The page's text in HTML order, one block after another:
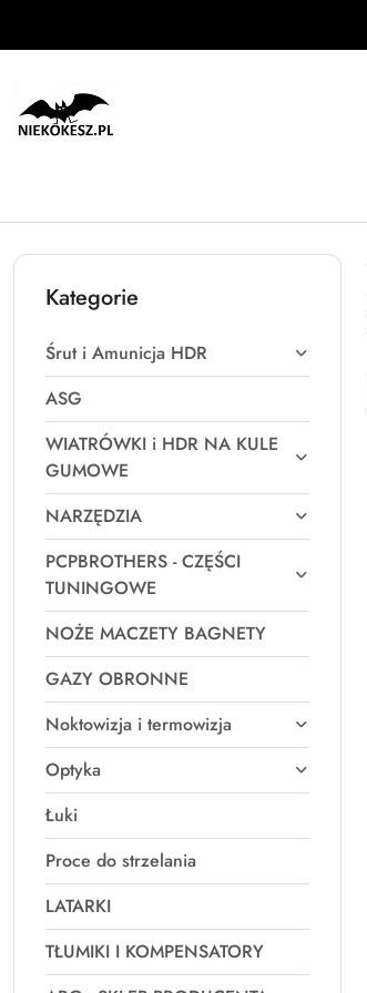
Kategorie
Śrut i Amunicja HDR
ASG
WIATRÓWKI i HDR NA KULE
GUMOWE
NARZĘDZIA
PCPBROTHERS - CZĘŚCI
TUNINGOWE
NOŻE MACZETY BAGNETY
GAZY OBRONNE
Noktowizja i termowizja
Optyka
Łuki
Proce do strzelania
LATARKI
TŁUMIKI I KOMPENSATORY